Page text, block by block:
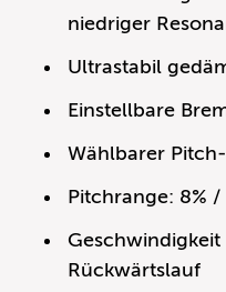
niedriger
Ultrastabil
Einstellbare
Wählbarer
Pitchrange: 8% /
Rückwärtslauf